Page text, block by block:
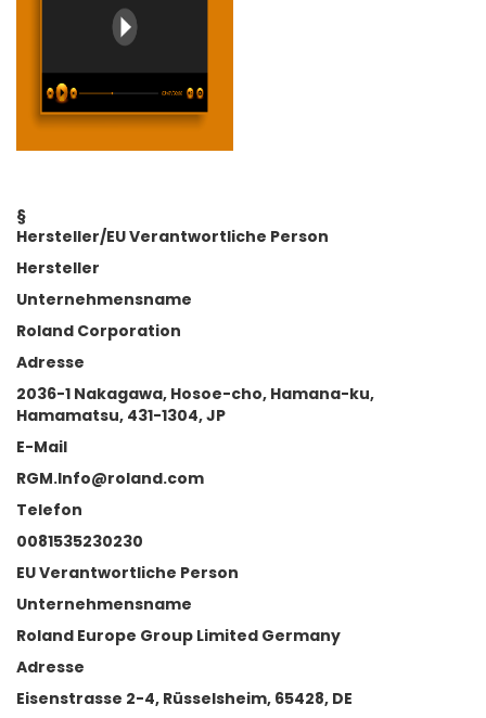
§
Hersteller/EU Verantwortliche Person
Hersteller
Unternehmensname
Roland Corporation
Adresse
2036-1 Nakagawa, Hosoe-cho, Hamana-ku,
Hamamatsu, 431-1304, JP
E-Mail
RGM.Info@roland.com
Telefon
0081535230230
EU Verantwortliche Person
Unternehmensname
Roland Europe Group Limited Germany
Adresse
Eisenstrasse 2-4, Rüsselsheim, 65428, DE